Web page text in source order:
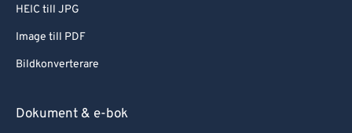
HEIC till JPG
Image till PDF
Bildkonverterare
Dokument & e-bok